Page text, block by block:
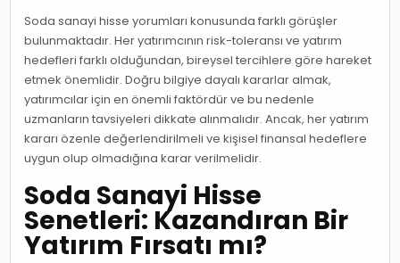
Soda sanayi hisse yorumları konusunda farklı görüşler
bulunmaktadır. Her yatırımcının risk-toleransı ve yatırım
hedefleri farklı olduğundan, bireysel tercihlere göre hareket
etmek önemlidir. Doğru bilgiye dayalı kararlar almak,
yatırımcılar için en önemli faktördür ve bu nedenle
uzmanların tavsiyeleri dikkate alınmalıdır. Ancak, her yatırım
kararı özenle değerlendirilmeli ve kişisel finansal hedeflere
uygun olup olmadığına karar verilmelidir.
Soda Sanayi Hisse
Senetleri: Kazandıran Bir
Yatırım Fırsatı mı?